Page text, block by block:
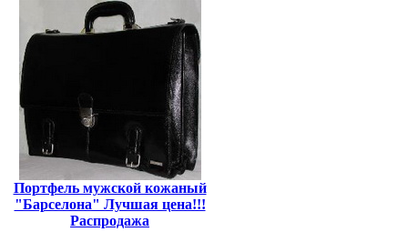
Портфель мужской кожаный
"Барселона" Лучшая цена!!!
Распродажа